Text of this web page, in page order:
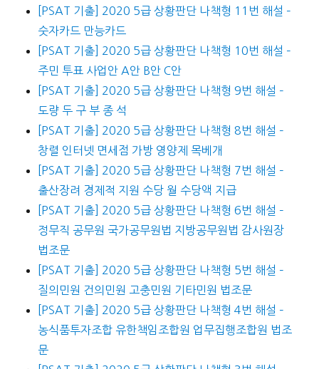
[PSAT 기출] 2020 5급 상황판단 나책형 11번 해설 –
숫자카드 만능카드
[PSAT 기출] 2020 5급 상황판단 나책형 10번 해설 –
주민 투표 사업안 A안 B안 C안
[PSAT 기출] 2020 5급 상황판단 나책형 9번 해설 –
도량 두 구 부 종 석
[PSAT 기출] 2020 5급 상황판단 나책형 8번 해설 –
창렬 인터넷 면세점 가방 영양제 목베개
[PSAT 기출] 2020 5급 상황판단 나책형 7번 해설 –
출산장려 경제적 지원 수당 월 수당액 지급
[PSAT 기출] 2020 5급 상황판단 나책형 6번 해설 –
정무직 공무원 국가공무원법 지방공무원법 감사원장
법조문
[PSAT 기출] 2020 5급 상황판단 나책형 5번 해설 –
질의민원 건의민원 고충민원 기타민원 법조문
[PSAT 기출] 2020 5급 상황판단 나책형 4번 해설 –
농식품투자조합 유한책임조합원 업무집행조합원 법조
문